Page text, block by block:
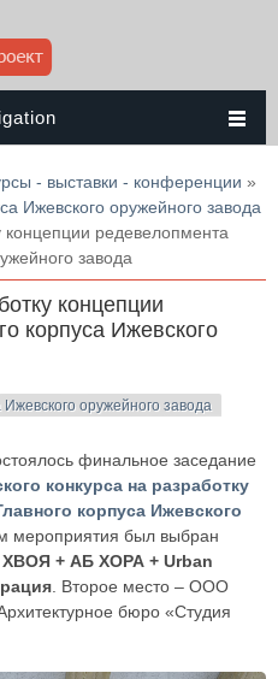
- выставки - конференции »
Ижевского оружейного завода
концепции редевелопмента
завода
концепции
корпуса Ижевского
оружейного завода
финальное заседание
конкурса на разработку
корпуса Ижевского
мероприятия был выбран
+ АБ ХОРА + Urban
. Второе место – ООО
бюро «Студия